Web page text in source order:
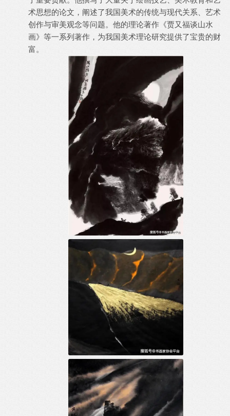
术思想的论文，阐述了我国美术的传统与现代关系、艺术
创作与审美观念等问题。他的理论著作《贾又福谈山水
画》等一系列著作，为我国美术理论研究提供了宝贵的财
富。